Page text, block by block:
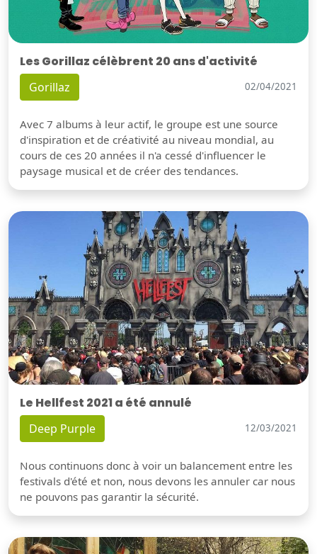
Les Gorillaz célèbrent 20 ans d'activité
Gorillaz 02/04/2021
Avec 7 albums à leur actif, le groupe est une source
d'inspiration et de créativité au niveau mondial, au
cours de ces 20 années il n'a cessé d'influencer le
paysage musical et de créer des tendances.
Le Hellfest 2021 a été annulé
Deep Purple 12/03/2021
Nous continuons donc à voir un balancement entre les
festivals d'été et non, nous devons les annuler car nous
ne pouvons pas garantir la sécurité.